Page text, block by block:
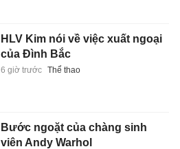
HLV Kim nói về việc xuất ngoại
của Đình Bắc
6 giờ trước Thể thao
Bước ngoặt của chàng sinh
viên Andy Warhol